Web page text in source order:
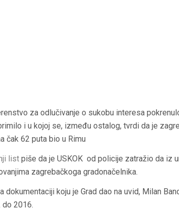
za odlučivanje o sukobu interesa
i u kojoj se, između ostalog, tvrdi da je
čak 62 puta bio u Rimu
list piše da je USKOK od policije zatražio da iz
zagrebačkoga gradonačelnika.
dokumentaciji koju je Grad dao na uvid, Milan
do 2016.